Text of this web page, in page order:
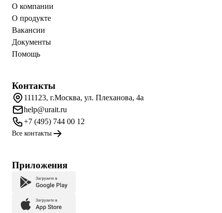
О компании
О продукте
Вакансии
Документы
Помощь
Контакты
111123, г.Москва, ул. Плеханова, 4а
help@urait.ru
+7 (495) 744 00 12
Все контакты
Приложения